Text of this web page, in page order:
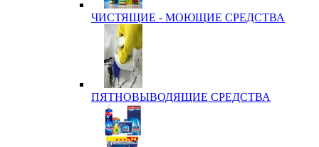
ЧИСТЯЩИЕ - МОЮЩИЕ СРЕДСТВА
ПЯТНОВЫВОДЯЩИЕ СРЕДСТВА